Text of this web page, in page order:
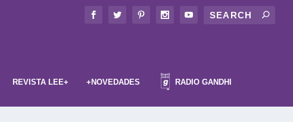
REVISTA LEE+ +NOVEDADES RADIO GANDHI